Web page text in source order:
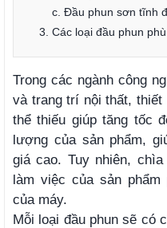
c. Đầu phun sơn tĩnh
3. Các loại đầu phun
Trong các ngành công
và trang trí nội thất,
thể thiếu giúp tăng tốc
lượng của sản phẩm,
giá cao. Tuy nhiên,
làm việc của sản
của máy.
Mỗi loại đầu phun sẽ có